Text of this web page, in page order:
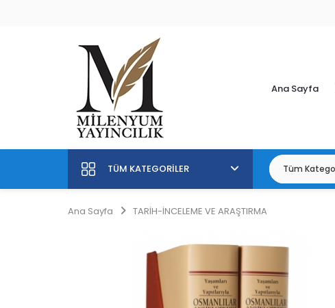
Ana Sayfa
TÜM KATEGORILER
Ana Sayfa TARİH-İNCELEME VE ARAŞTIRMA